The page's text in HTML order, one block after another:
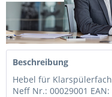
Beschreibung
Hebel für
Neff Nr.: 00029001 EAN: